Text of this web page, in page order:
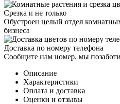
Срезка и не только
Обустроен целый отдел
бизнеса
Доставка по номеру телефона
Сообщите нам номер, мы
Описание
Характеристики
Оплата и доставка
Оценки и отзывы